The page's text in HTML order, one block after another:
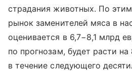
страдания животных. По
рынок заменителей мяса в
оценивается в 6,7−8,1 млрд
по прогнозам, будет расти на
в течение следующего